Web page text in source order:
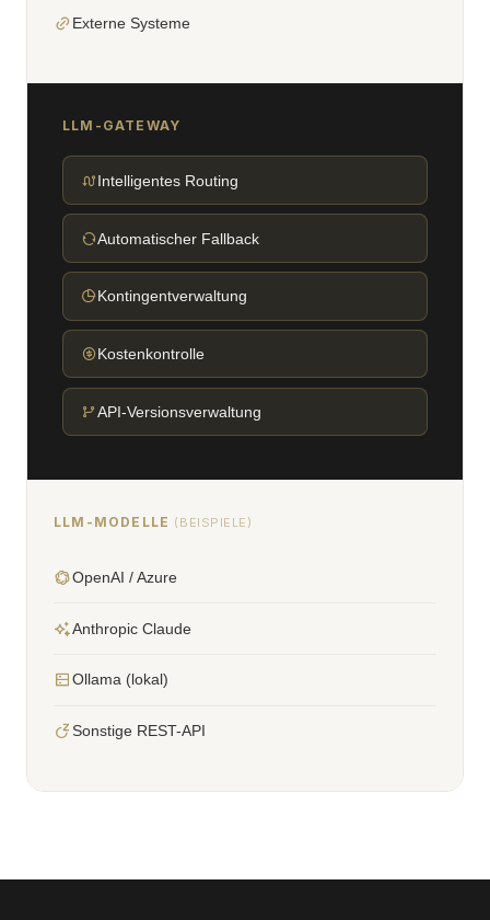
Externe Systeme
LLM-GATEWAY
Intelligentes Routing
Automatischer Fallback
Kontingentverwaltung
Kostenkontrolle
API-Versionsverwaltung
LLM-MODELLE (BEISPIELE)
OpenAI / Azure
Anthropic Claude
Ollama (lokal)
Sonstige REST-API